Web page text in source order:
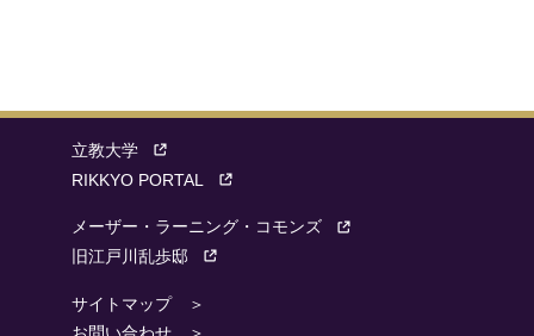
立教大学
RIKKYO PORTAL
メーザー・ラーニング・コモンズ
旧江戸川乱歩邸
サイトマップ ＞